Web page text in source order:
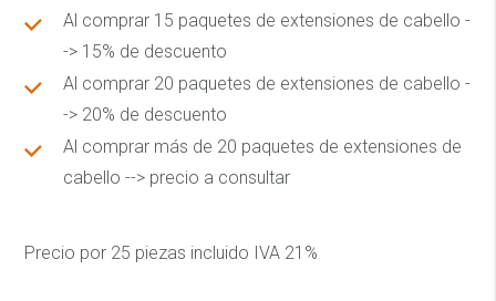
Al comprar 15 paquetes de extensiones de cabello -
-> 15% de descuento
Al comprar 20 paquetes de extensiones de cabello -
-> 20% de descuento
Al comprar más de 20 paquetes de extensiones de
cabello --> precio a consultar
Precio por 25 piezas incluido IVA 21%